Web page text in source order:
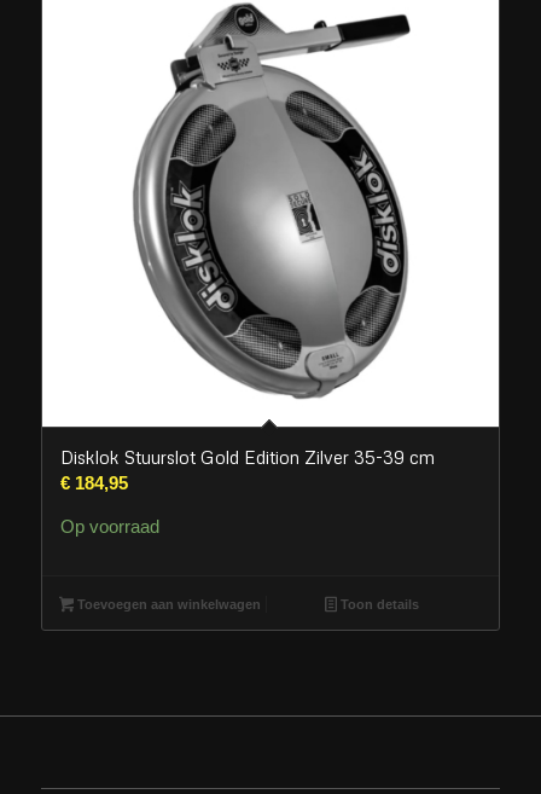
Disklok Stuurslot Gold Edition Zilver 35-39 cm
€184,95
Op voorraad
Toevoegen aan winkelwagen Toon details